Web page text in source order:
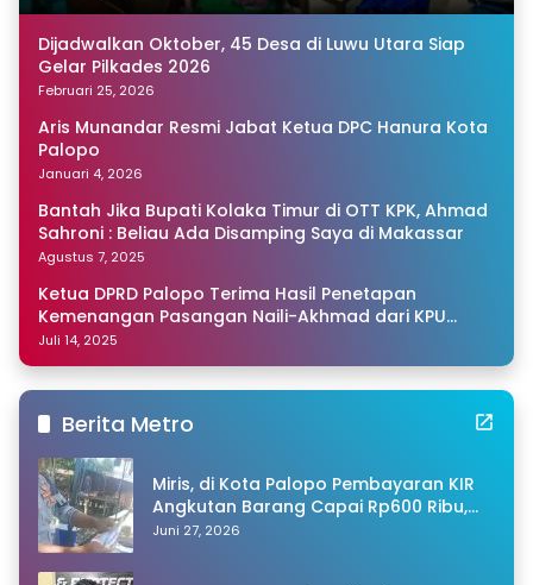
Dijadwalkan Oktober, 45 Desa di Luwu Utara Siap
Gelar Pilkades 2026
Februari 25, 2026
Aris Munandar Resmi Jabat Ketua DPC Hanura Kota
Palopo
Januari 4, 2026
Bantah Jika Bupati Kolaka Timur di OTT KPK, Ahmad
Sahroni : Beliau Ada Disamping Saya di Makassar
Agustus 7, 2025
Ketua DPRD Palopo Terima Hasil Penetapan
Kemenangan Pasangan Naili-Akhmad dari KPU
Sulsel
Juli 14, 2025
Berita Metro
Miris, di Kota Palopo Pembayaran KIR
Angkutan Barang Capai Rp600 Ribu,
Warganet Pertanyakan Dugaan Pungli
Juni 27, 2026